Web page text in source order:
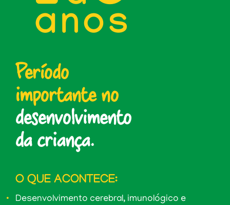
anos
Período
importante no
desenvolvimento
da criança.
O QUE ACONTECE:
Desenvolvimento cerebral, imunológico e